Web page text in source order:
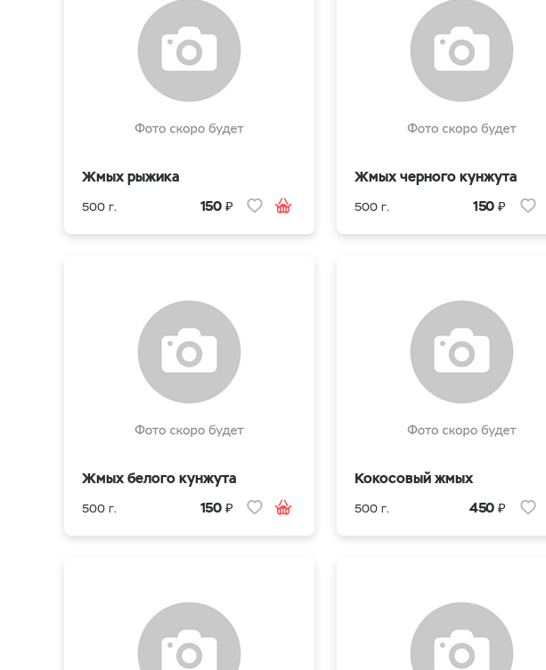
Жмых рыжика
500 г. 150 ₽
Жмых черного кунжута
500 г. 150 ₽
Жмых белого кунжута
500 г. 150 ₽
Кокосовый жмых
500 г. 450 ₽